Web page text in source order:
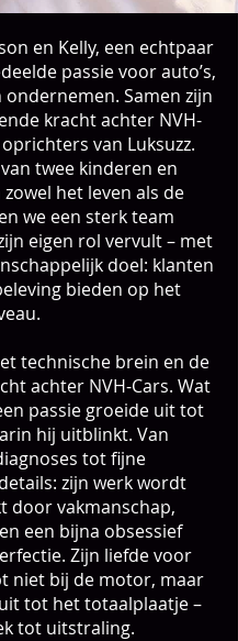
en Kelly, een echtpaar
passie voor auto’s,
ondernemen. Samen zijn
kracht achter NVH-
oprichters van Luksuzz.
twee kinderen en
het leven als de
we een sterk team
eigen rol vervult – met
doel: klanten
bieden op het
technische brein en de
achter NVH-Cars. Wat
passie groeide uit tot
hij uitblinkt. Van
tot fijne
zijn werk wordt
door vakmanschap,
een bijna obsessief
Zijn liefde voor
niet bij de motor, maar
tot het totaalplaatje –
tot uitstraling.